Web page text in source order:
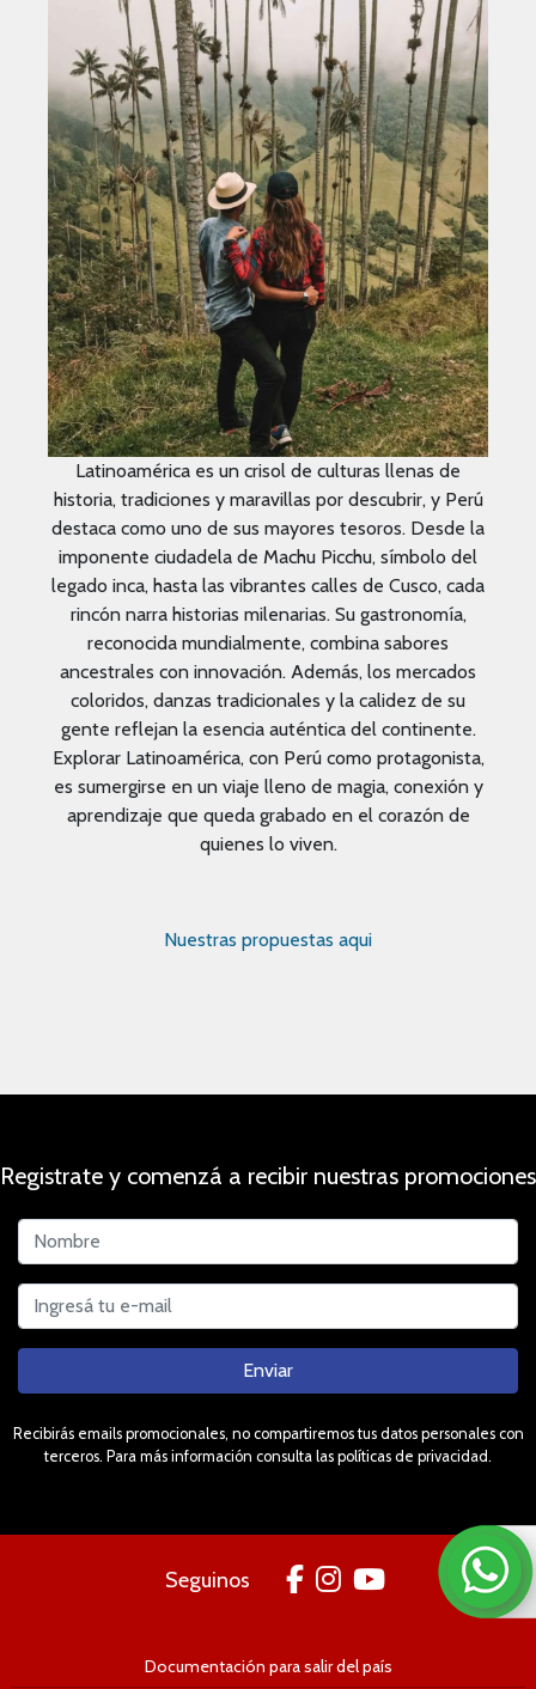
Latinoamérica es un crisol de culturas llenas de
historia, tradiciones y maravillas por descubrir, y Perú
destaca como uno de sus mayores tesoros. Desde la
imponente ciudadela de Machu Picchu, símbolo del
legado inca, hasta las vibrantes calles de Cusco, cada
rincón narra historias milenarias. Su gastronomía,
reconocida mundialmente, combina sabores
ancestrales con innovación. Además, los mercados
coloridos, danzas tradicionales y la calidez de su
gente reflejan la esencia auténtica del continente.
Explorar Latinoamérica, con Perú como protagonista,
es sumergirse en un viaje lleno de magia, conexión y
aprendizaje que queda grabado en el corazón de
quienes lo viven.
Nuestras propuestas aqui
Registrate y comenzá a recibir nuestras promociones
Enviar
Recibirás emails promocionales, no compartiremos tus datos personales con
terceros. Para más información consulta las políticas de privacidad.
Seguinos
Documentación para salir del país